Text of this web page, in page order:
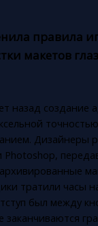
правила
макетов
назад создание
Дизайнеры
Photoshop,
тратили часы
был между
заканчиваются